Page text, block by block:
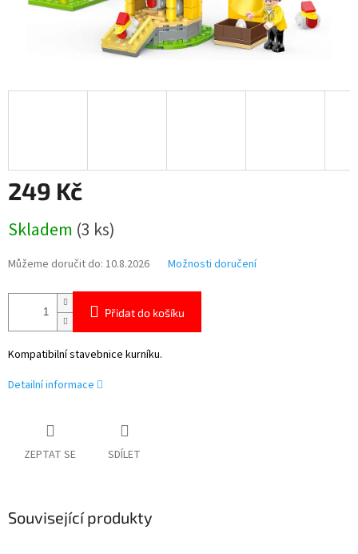
249 Kč
cena:
Skladem (3 ks)
Můžeme doručit do: 10.8.2026 Možnosti doručení
Přidat do košíku
Kompatibilní stavebnice kurníku.
Detailní informace
ZEPTAT SE SDÍLET
Související produkty